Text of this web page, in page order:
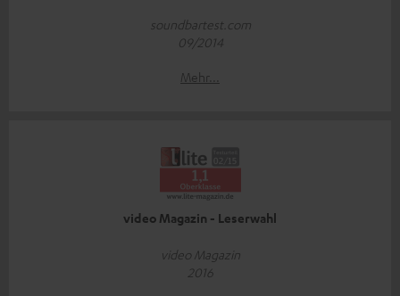
soundbartest.com
09/2014
Mehr...
video Magazin - Leserwahl
video Magazin
2016